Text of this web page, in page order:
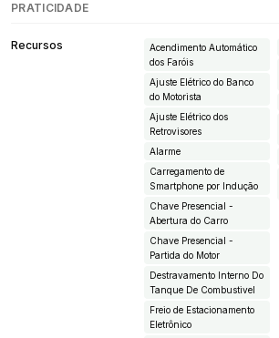
PRATICIDADE
Recursos
Acendimento Automático
dos Faróis
Ajuste Elétrico do Banco
do Motorista
Ajuste Elétrico dos
Retrovisores
Alarme
Carregamento de
Smartphone por Indução
Chave Presencial -
Abertura do Carro
Chave Presencial -
Partida do Motor
Destravamento Interno Do
Tanque De Combustivel
Freio de Estacionamento
Eletrônico